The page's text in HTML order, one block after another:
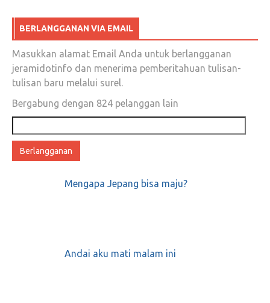
Januari 2, 2018 0
Senja Negeriku Senja
April 28, 2018 0
Saya bingung sama anda, Pak Nadiem
0
BERLANGGANAN VIA EMAIL
Masukkan alamat Email Anda untuk berlangganan
jeramidotinfo dan menerima pemberitahuan tulisan-
tulisan baru melalui surel.
Bergabung dengan 824 pelanggan lain
email
Mengapa Jepang bisa maju?
Andai aku mati malam ini